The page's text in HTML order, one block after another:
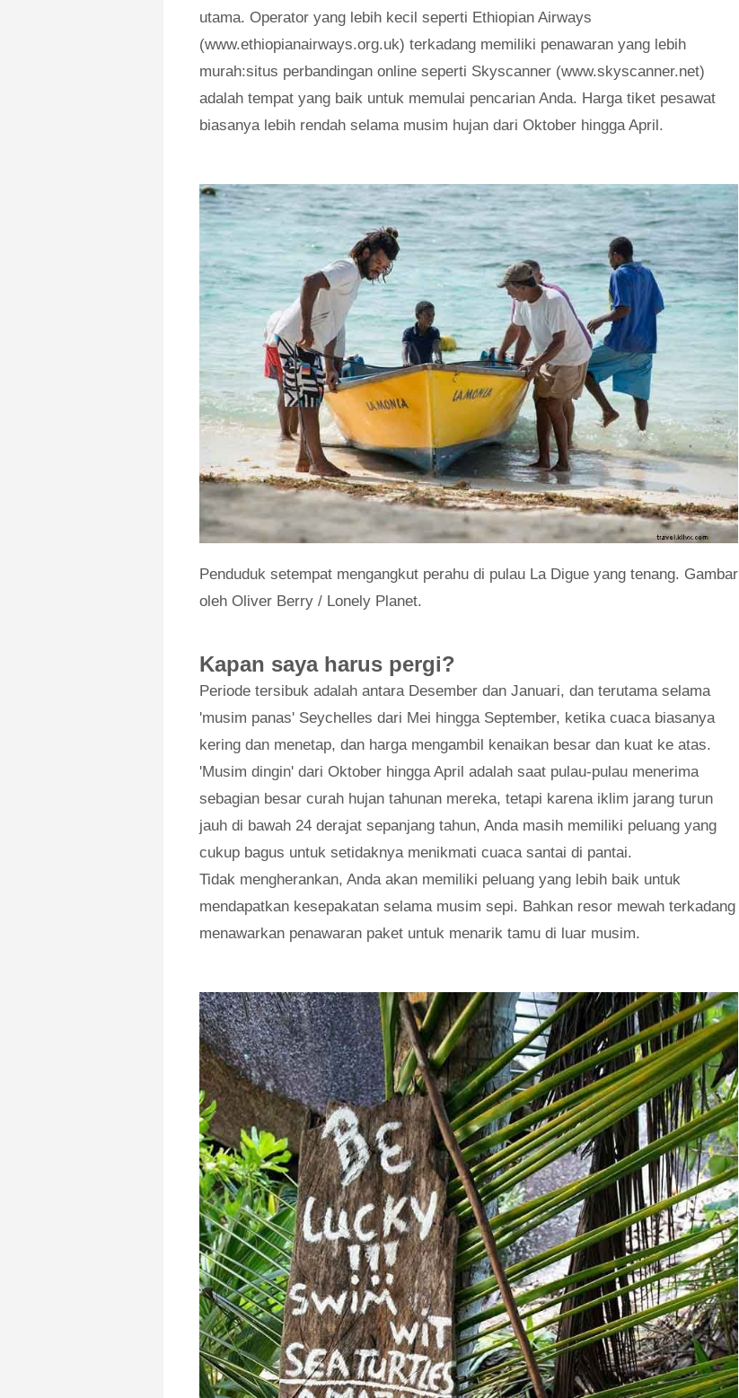
utama. Operator yang lebih kecil seperti Ethiopian Airways
(www.ethiopianairways.org.uk) terkadang memiliki penawaran yang lebih
murah:situs perbandingan online seperti Skyscanner (www.skyscanner.net)
adalah tempat yang baik untuk memulai pencarian Anda. Harga tiket pesawat
biasanya lebih rendah selama musim hujan dari Oktober hingga April.
Penduduk setempat mengangkut perahu di pulau La Digue yang tenang. Gambar
oleh Oliver Berry / Lonely Planet.
Kapan saya harus pergi?
Periode tersibuk adalah antara Desember dan Januari, dan terutama selama
'musim panas' Seychelles dari Mei hingga September, ketika cuaca biasanya
kering dan menetap, dan harga mengambil kenaikan besar dan kuat ke atas.
'Musim dingin' dari Oktober hingga April adalah saat pulau-pulau menerima
sebagian besar curah hujan tahunan mereka, tetapi karena iklim jarang turun
jauh di bawah 24 derajat sepanjang tahun, Anda masih memiliki peluang yang
cukup bagus untuk setidaknya menikmati cuaca santai di pantai.
Tidak mengherankan, Anda akan memiliki peluang yang lebih baik untuk
mendapatkan kesepakatan selama musim sepi. Bahkan resor mewah terkadang
menawarkan penawaran paket untuk menarik tamu di luar musim.